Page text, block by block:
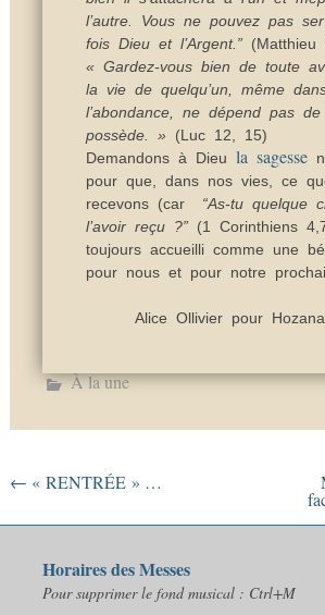
l’autre. Vous ne pouvez pas
fois Dieu et l’Argent.” (Matthieu
« Gardez-vous bien de toute
la vie de quelqu’un, même
l’abondance, ne dépend pas de
possède. » (Luc 12, 15)
Demandons à Dieu la sagesse
pour que, dans nos vies, ce
recevons (car “As-tu quelque
l’avoir reçu ?”(1 Corinthiens
toujours accueilli comme une
pour nous et pour notre
Alice Ollivier pour
À la une
← « RENTRÉE » …
Horaires des Messes
Pour supprimer le fond musical : Ctrl+M